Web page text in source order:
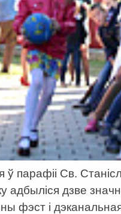
ў парафii Св.
адбылiся дзве
фэст i